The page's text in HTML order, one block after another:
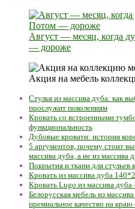
Август — месяц, когда
— дороже
Акция на мебель
Стулья из массива дуба: как
прослужит поколениям
Кровать со встроенными
функциональность
Дубовые кровати: история
5 аргументов, почему стоит
массива дуба, а не из массива
Покрытия и ткани для
Кровать из массива дуба
Кровать Lugo из массива
Белорусская мебель из
премиальное качество на краю